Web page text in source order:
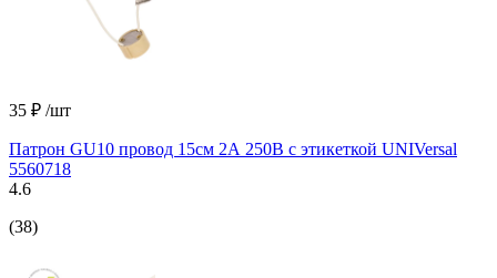
35 ₽ /шт
Патрон GU10 провод 15см 2А 250В c этикеткой UNIVersal
5560718
4.6
(38)